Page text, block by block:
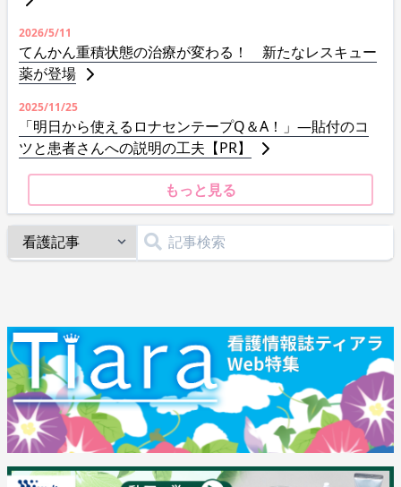
2026/5/11
てんかん重積状態の治療が変わる！ 新たなレスキュー
薬が登場
2025/11/25
「明日から使えるロナセンテープQ＆A！」—貼付のコ
ツと患者さんへの説明の工夫【PR】
もっと見る